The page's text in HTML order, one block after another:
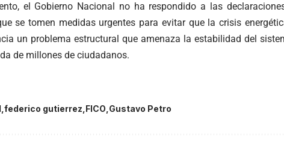
el Gobierno Nacional no ha respondido a las
se tomen medidas urgentes para evitar que la crisis
un problema estructural que amenaza la estabilidad del
de millones de ciudadanos.
federico gutierrez FICO Gustavo Petro